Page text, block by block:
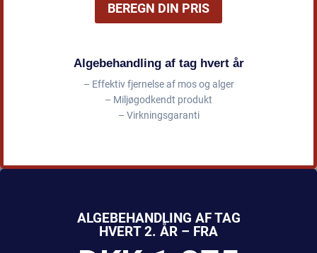
BEREGN DIN PRIS
Algebehandling af tag hvert år
– Effektiv fjernelse af mos og alger
– Miljøgodkendt produkt
– Virkningsgaranti
ALGEBEHANDLING AF TAG
HVERT 2. ÅR – FRA